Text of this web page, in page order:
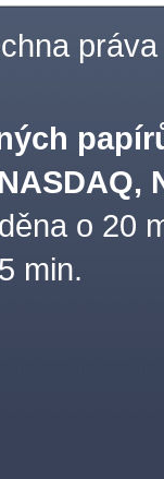
práva
NASDAQ,
o 20
min.